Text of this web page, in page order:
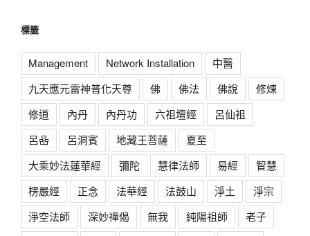
標籤
Management Network Installation
中醫
九天應元雷神普化天尊
佛 佛法 佛說
修煉
修道
內丹 內丹功 六祖壇經
呂仙祖
呂喦
呂洞賓 地藏王菩薩
夏至
大乘妙法蓮華經
彌陀 慧律法師 易經
智慧
楞嚴經
正念 法華經 法鼓山 淨土
淨宗
淨空法師
深妙禪偈 無我 純陽祖師
老子